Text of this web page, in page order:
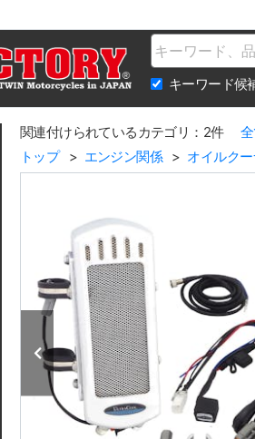
Name
キーワード候
関連付けられているカテゴリ：2件
トップ
エンジン関係 オイルク